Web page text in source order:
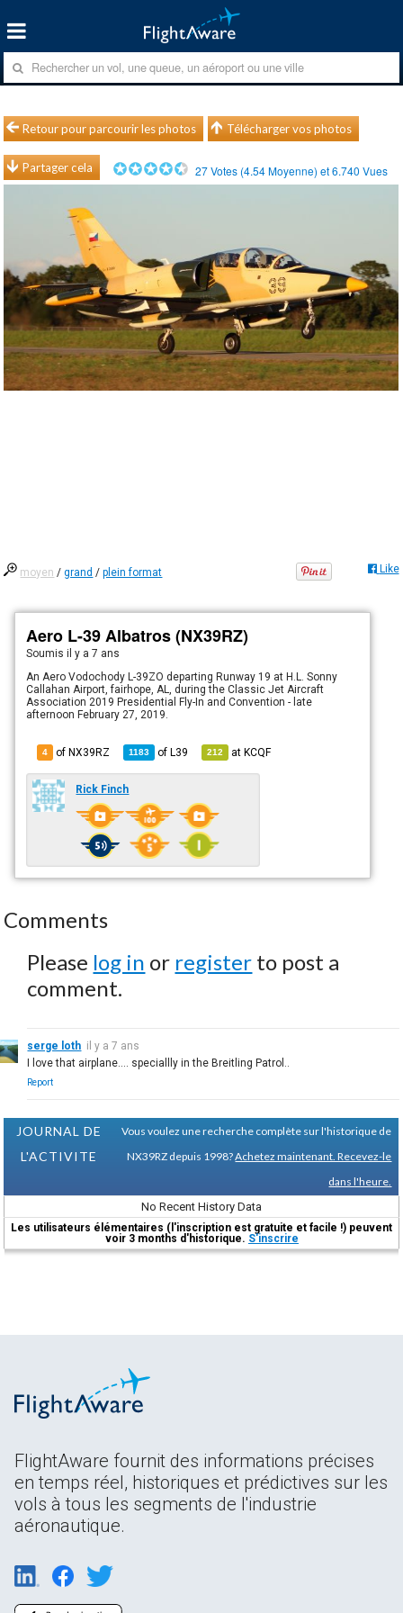
Retour pour parcourir les photos Télécharger vos photos
Partager cela 27Votes (4.54Moyenne) et6.740 Vues
moyen /grand /plein format Like
Aero L-39 Albatros (NX39RZ)
Soumisil y a 7 ans
An Aero Vodochody L-39ZO departing Runway 19 at H.L. Sonny
Callahan Airport, fairhope, AL, during the Classic Jet Aircraft
Association 2019 Presidential Fly-In and Convention - late
afternoon February 27, 2019.
4 of NX39RZ 1183 ofL39 212 atKCQF
Rick Finch
Comments
Please log in or register to post a
comment.
serge loth il y a 7 ans
I love that airplane.... speciallly in the Breitling Patrol..
Report
JOURNAL DE
L'ACTIVITE
Vous voulez une recherche complète sur l'historique de
NX39RZ depuis 1998?Achetez maintenant. Recevez-le
dans l'heure.
No Recent History Data
Les utilisateurs élémentaires (l'inscription est gratuite et facile !) peuvent
voir 3 months d'historique. S'inscrire
FlightAware fournit des informations précises
en temps réel, historiques et prédictives sur les
vols à tous les segments de l'industrie
aéronautique.